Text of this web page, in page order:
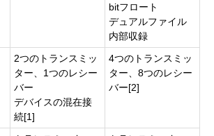
bitフロート
デュアルファイル
内部収録
2つのトランスミッ
ター、1つのレシー
バー
デバイスの混在接
続[1]
4つのトランスミッ
ター、8つのレシー
バー[2]